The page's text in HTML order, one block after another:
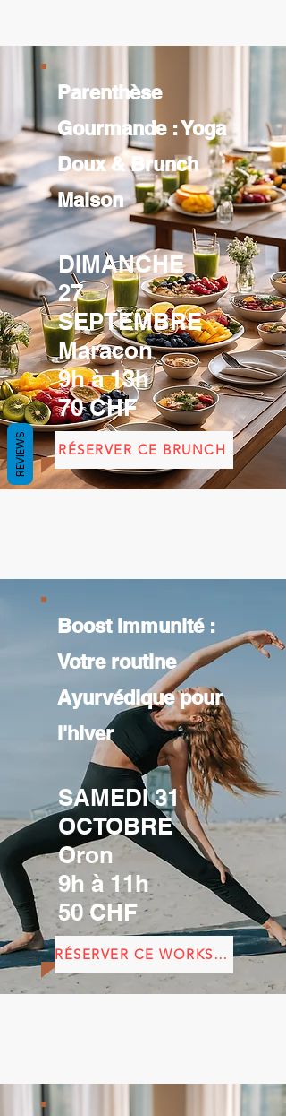
Parenthèse
Gourmande : Yoga
Doux & Brunch
Maison
DIMANCHE
27
SEPTEMBRE
Maracon
9h à 13h
70 CHF
RÉSERVER CE BRUNCH
Boost Immunité :
Votre routine
Ayurvédique pour
l'hiver
SAMEDI 31
OCTOBRE
Oron
9h à 11h
50 CHF
RÉSERVER CE WORKSHOP
REVIEWS